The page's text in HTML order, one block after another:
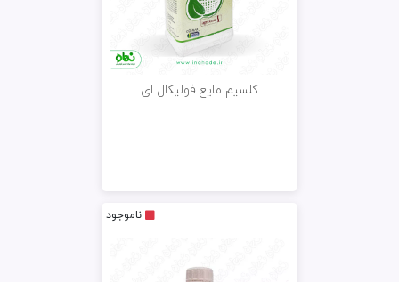
کلسیم مایع فولیکال ای
ناموجود